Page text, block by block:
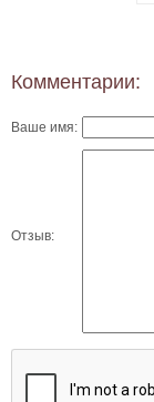
Комментарии:
Ваше имя:
Отзыв: